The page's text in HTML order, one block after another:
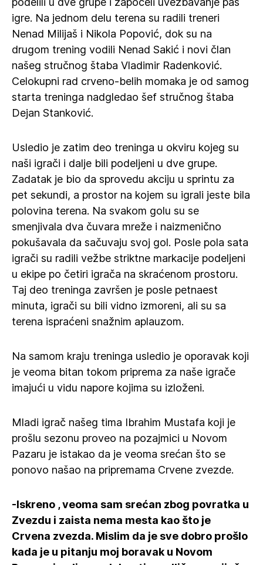
igre. Na jednom delu terena su radili treneri
Nenad Milijaš i Nikola Popović, dok su na
drugom trening vodili Nenad Sakić i novi član
našeg stručnog štaba Vladimir Radenković.
Celokupni rad crveno-belih momaka je od samog
starta treninga nadgledao šef stručnog štaba
Dejan Stanković.
Usledio je zatim deo treninga u okviru kojeg su
naši igrači i dalje bili podeljeni u dve grupe.
Zadatak je bio da sprovedu akciju u sprintu za
pet sekundi, a prostor na kojem su igrali jeste bila
polovina terena. Na svakom golu su se
smenjivala dva čuvara mreže i naizmenično
pokušavala da sačuvaju svoj gol. Posle pola sata
igrači su radili vežbe striktne markacije podeljeni
u ekipe po četiri igrača na skraćenom prostoru.
Taj deo treninga završen je posle petnaest
minuta, igrači su bili vidno izmoreni, ali su sa
terena ispraćeni snažnim aplauzom.
Na samom kraju treninga usledio je oporavak koji
je veoma bitan tokom priprema za naše igrače
imajući u vidu napore kojima su izloženi.
Mladi igrač našeg tima Ibrahim Mustafa koji je
prošlu sezonu proveo na pozajmici u Novom
Pazaru je istakao da je veoma srećan što se
ponovo našao na pripremama Crvene zvezde.
-Iskreno , veoma sam srećan zbog povratka u
Zvezdu i zaista nema mesta kao što je
Crvena zvezda. Mislim da je sve dobro prošlo
kada je u pitanju moj boravak u Novom